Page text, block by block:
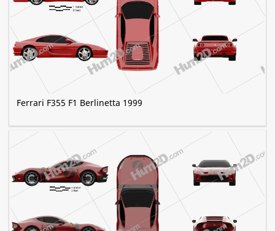
Ferrari F355 F1 Berlinetta 1999